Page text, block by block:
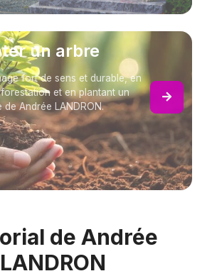
un arbre
fort de sens et durable, en
et en plantant un
de Andrée LANDRON.
de Andrée
LANDRON